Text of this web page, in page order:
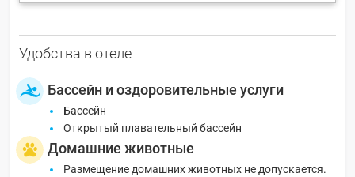
Удобства в отеле
Бассейн и оздоровительные услуги
Бассейн
Открытый плавательный бассейн
Домашние животные
Размещение домашних животных не допускается.